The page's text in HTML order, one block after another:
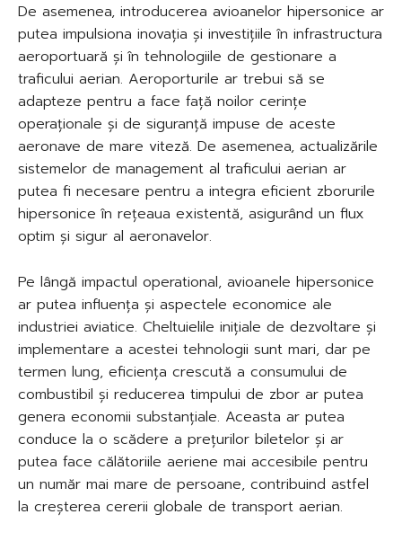
De asemenea, introducerea avioanelor hipersonice ar
putea impulsiona inovația și investițiile în infrastructura
aeroportuară și în tehnologiile de gestionare a
traficului aerian. Aeroporturile ar trebui să se
adapteze pentru a face față noilor cerințe
operaționale și de siguranță impuse de aceste
aeronave de mare viteză. De asemenea, actualizările
sistemelor de management al traficului aerian ar
putea fi necesare pentru a integra eficient zborurile
hipersonice în rețeaua existentă, asigurând un flux
optim și sigur al aeronavelor.
Pe lângă impactul operational, avioanele hipersonice
ar putea influența și aspectele economice ale
industriei aviatice. Cheltuielile inițiale de dezvoltare și
implementare a acestei tehnologii sunt mari, dar pe
termen lung, eficiența crescută a consumului de
combustibil și reducerea timpului de zbor ar putea
genera economii substanțiale. Aceasta ar putea
conduce la o scădere a prețurilor biletelor și ar
putea face călătoriile aeriene mai accesibile pentru
un număr mai mare de persoane, contribuind astfel
la creșterea cererii globale de transport aerian.